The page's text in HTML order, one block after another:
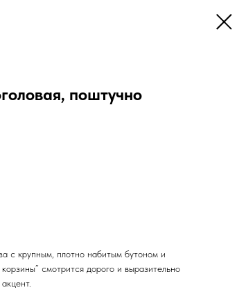
поштучно
с крупным, плотно набитым бутоном и
смотрится дорого и выразительно